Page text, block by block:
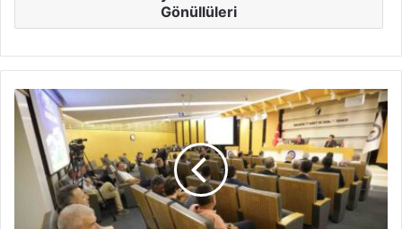
Gönüllüleri
Bilişim
ve
lojistik
kümelenmesini
Odağımıza